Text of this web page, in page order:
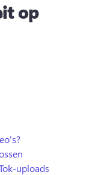
op
uploads